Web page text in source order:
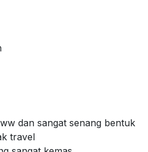
dan sangat senang bentuk
travel